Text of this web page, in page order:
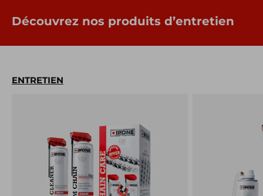
Découvrez nos produits d’entretien
ENTRETIEN